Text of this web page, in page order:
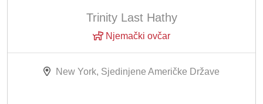
Trinity Last Hathy
Njemački ovčar
New York, Sjedinjene Američke Države